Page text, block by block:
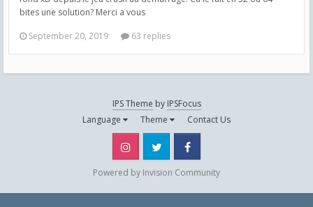
bites une solution? Merci a vous
September 20, 2019
63 replies
IPS Theme by IPSFocus
Language
Theme Contact Us
Instagram Twitter
Powered by Invision Community